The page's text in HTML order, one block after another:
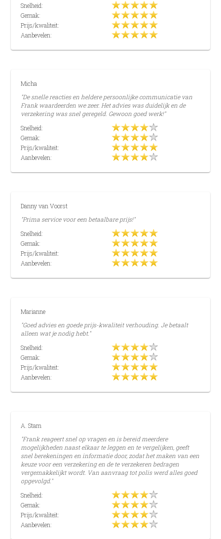
Snelheid:
Gemak:
Prijs/kwaliteit:
Aanbevelen:
Micha
"De snelle reacties en heldere persoonlijke communicatie van
Frank waardeerden we zeer. Het advies was duidelijk en de
verzekering was snel geregeld. Gewoon goed werk!"
Snelheid:
Gemak:
Prijs/kwaliteit:
Aanbevelen:
Danny van Voorst
"Prima service voor een betaalbare prijs!"
Snelheid:
Gemak:
Prijs/kwaliteit:
Aanbevelen:
Marianne
"Goed advies en goede prijs-kwaliteit verhouding. Je betaalt
alleen wat je nodig hebt."
Snelheid:
Gemak:
Prijs/kwaliteit:
Aanbevelen:
A. Stam
"Frank reageert snel op vragen en is bereid meerdere
mogelijkheden naast elkaar te leggen en te vergelijken, geeft
snel berekeningen en informatie door, zodat het maken van een
keuze voor een verzekering en de te verzekeren bedragen
vergemakkelijkt wordt. Van aanvraag tot polis werd alles goed
opgevolgd."
Snelheid:
Gemak:
Prijs/kwaliteit:
Aanbevelen: